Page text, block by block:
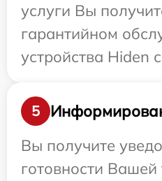
услуги Вы
гарантийном
устройства Hiden
5
Вы получите
готовности